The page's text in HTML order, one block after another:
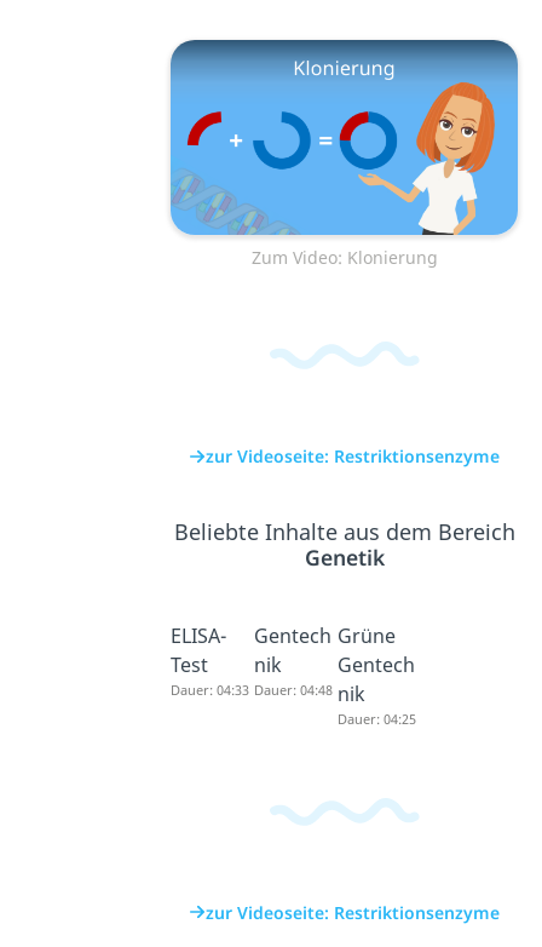
Zum Video: Klonierung
zur Videoseite: Restriktionsenzyme
Beliebte Inhalte aus dem Bereich
Genetik
ELISA-
Test
Dauer: 04:33
Gentech
nik
Dauer: 04:48
Grüne
Gentech
nik
Dauer: 04:25
zur Videoseite: Restriktionsenzyme